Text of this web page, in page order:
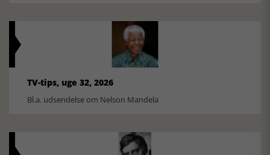
TV-tips, uge 32, 2026
Bl.a. udsendelse om Nelson Mandela